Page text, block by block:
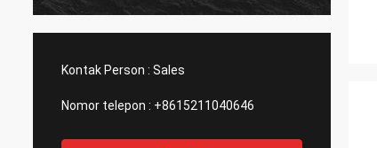
Kontak Person : Sales
Nomor telepon : +8615211040646